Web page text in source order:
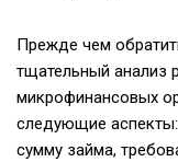
Прежде чем
тщательный анализ
микрофинансовых
следующие
сумму займа,